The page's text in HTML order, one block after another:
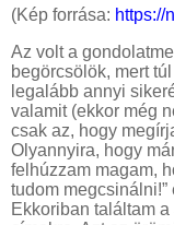
(Kép forrása: https://
Az volt a
begörcsölök, mert
legalább annyi
valamit (ekkor még
csak az, hogy
Olyannyira, hogy
felhúzzam magam,
tudom
Ekkoriban találtam